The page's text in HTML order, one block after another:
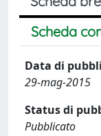
Scheda
Data di
29-mag-2015
Status di
Pubblicato